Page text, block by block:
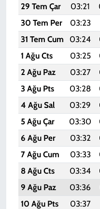
29 Tem Çar
03:21
30 Tem Per
03:23
31 Tem Cum
03:24
1 Ağu Cts
03:25
2 Ağu Paz
03:27
3 Ağu Pts
03:28
4 Ağu Sal
03:29
5 Ağu Çar
03:30
6 Ağu Per
03:32
7 Ağu Cum
03:33
8 Ağu Cts
03:34
9 Ağu Paz
03:36
10 Ağu Pts
03:37